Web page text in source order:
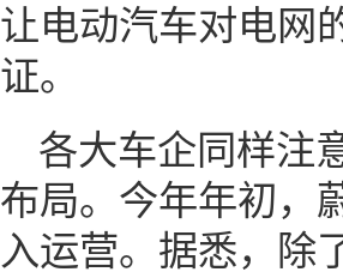
让电动汽车对电网
证。
各大车企同样注
布局。今年年初，
入运营。据悉，除